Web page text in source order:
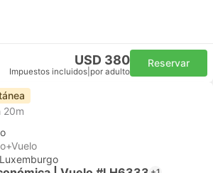
USD 380
Impuestos incluidos por adulto
Reservar
20m